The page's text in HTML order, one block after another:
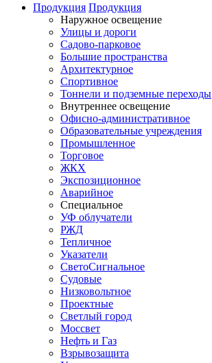
Продукция Продукция
Наружное освещение
Улицы и дороги
Садово-парковое
Большие пространства
Архитектурное
Спортивное
Тоннели и подземные переходы
Внутреннее освещение
Офисно-административное
Образовательные учреждения
Промышленное
Торговое
ЖКХ
Экспозиционное
Аварийное
Специальное
УФ облучатели
РЖД
Тепличное
Указатели
СветоСигнальное
Судовые
Низковольтное
Проектные
Светлый город
Моссвет
Нефть и Газ
Взрывозащита